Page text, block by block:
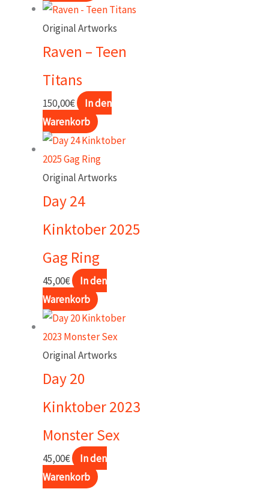
Original Artworks
Raven – Teen
Titans
150,00€
In den
Warenkorb
Original Artworks
Day 24
Kinktober 2025
Gag Ring
45,00€
In den
Warenkorb
Original Artworks
Day 20
Kinktober 2023
Monster Sex
45,00€
In den
Warenkorb